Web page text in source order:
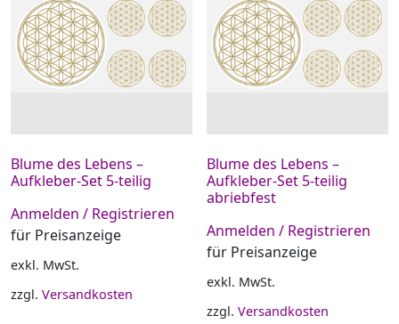
Blume des Lebens –
Aufkleber-Set 5-teilig
Anmelden / Registrieren
für Preisanzeige
exkl. MwSt.
zzgl. Versandkosten
Blume des Lebens –
Aufkleber-Set 5-teilig
abriebfest
Anmelden / Registrieren
für Preisanzeige
exkl. MwSt.
zzgl.Versandkosten